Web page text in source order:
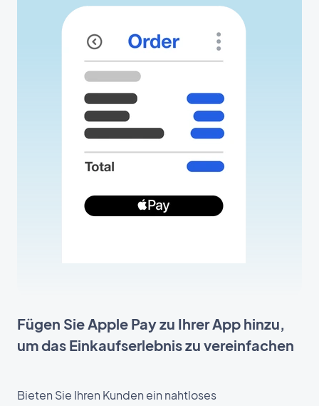
Fügen Sie Apple Pay zu Ihrer App hinzu,
um das Einkaufserlebnis zu vereinfachen
Bieten Sie Ihren Kunden ein nahtloses